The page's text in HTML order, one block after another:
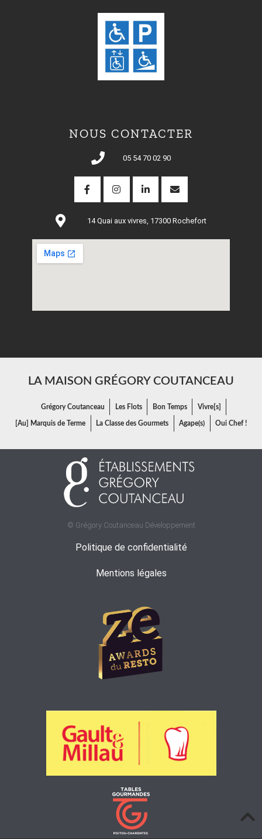
NOUS CONTACTER
05 54 70 02 90
14 Quai aux vivres, 17300 Rochefort
LA MAISON GRÉGORY COUTANCEAU
Grégory Coutanceau Les Flots Bon Temps Vivre[s]
[Au] Marquis de Terme La Classe des Gourmets Agape(s) Oui Chef !
© Grégory Coutanceau Développement
Politique de confidentialité
Mentions légales